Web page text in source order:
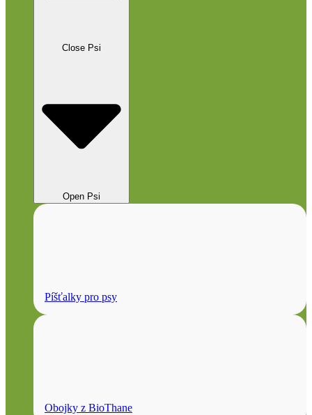
Close Psi
Open Psi
Píšťalky pro psy
Obojky z BioThane